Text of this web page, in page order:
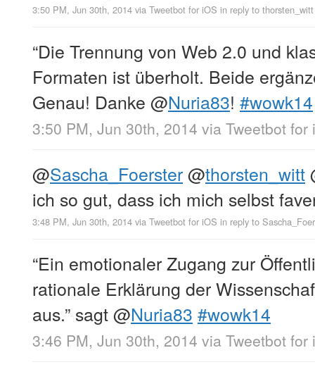
3:50 PM, Jun 30th, 2014 via Tweetbot for iΟS in reply to thorsten_witt
“Die Trennung von Web 2.0 und
Formaten ist überholt. Beide
Genau! Danke @Nuria83! #wowk14
3:50 PM, Jun 30th, 2014 via Tweetbot for
@Sascha_Foerster@thorsten_witt
ich so gut, dass ich mich selbst
3:48 PM, Jun 30th, 2014 via Tweetbot for iΟS in reply to
“Ein emotionaler Zugang zur
rationale Erklärung der
aus.” sagt@Nuria83 #wowk14
3:46 PM, Jun 30th, 2014 via Tweetbot for